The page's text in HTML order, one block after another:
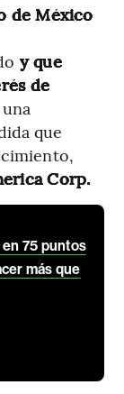
de México
y que
de
que
Corp.
75 puntos
más que